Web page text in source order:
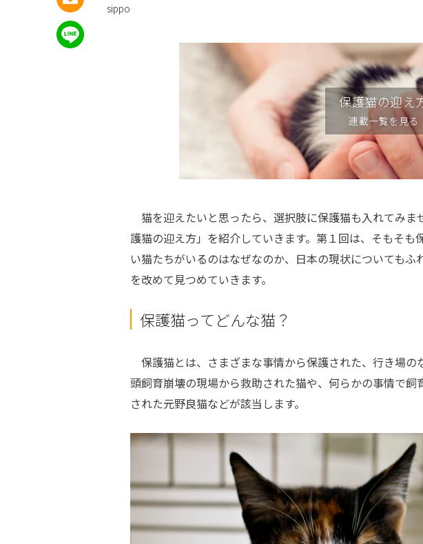
sippo
保護猫の迎え
連載一覧を見る
猫を迎えたいと思ったら、選択肢に保護猫も入れてみ
護猫の迎え方」を紹介していきます。第１回は、そもそ
い猫たちがいるのはなぜなのか、日本の現状についても
を改めて見つめていきます。
保護猫ってどんな猫？
保護猫とは、さまざまな事情から保護された、行き場の
頭飼育崩壊の現場から救助された猫や、何らかの事情で
された元野良猫などが該当します。